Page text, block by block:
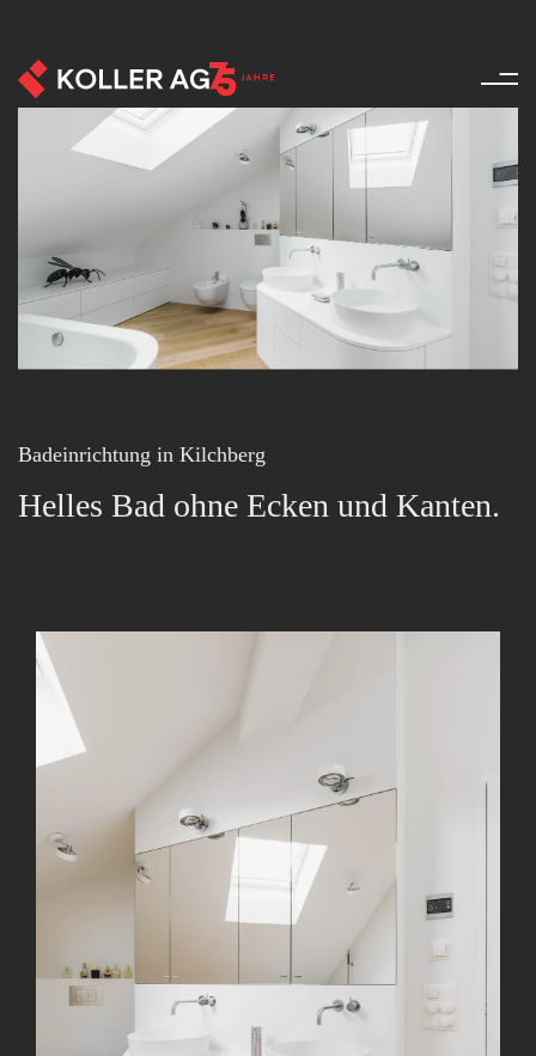
Badeinrichtung in Kilchberg
Helles Bad ohne Ecken und Kanten.